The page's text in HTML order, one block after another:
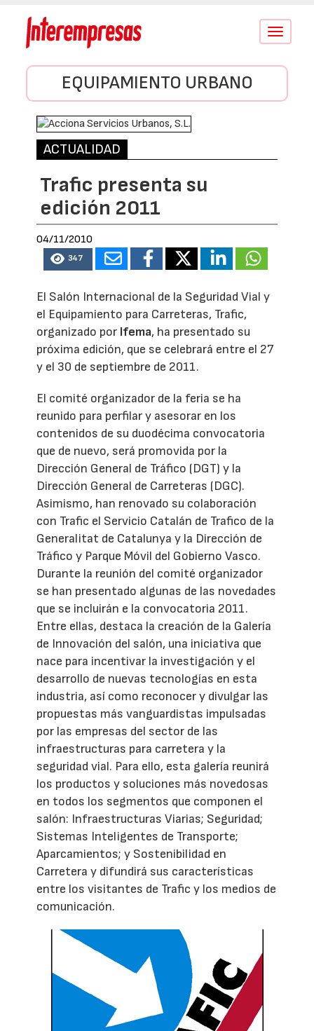
Conmutar
EQUIPAMIENTO URBANO
ACTUALIDAD
Trafic presenta su
edición 2011
04/11/2010
347
El Salón Internacional de la Seguridad Vial y
el Equipamiento para Carreteras, Trafic,
organizado por Ifema, ha presentado su
próxima edición, que se celebrará entre el 27
y el 30 de septiembre de 2011.
El comité organizador de la feria se ha
reunido para perfilar y asesorar en los
contenidos de su duodécima convocatoria
que de nuevo, será promovida por la
Dirección General de Tráfico (DGT) y la
Dirección General de Carreteras (DGC).
Asimismo, han renovado su colaboración
con Trafic el Servicio Catalán de Trafico de la
Generalitat de Catalunya y la Dirección de
Tráfico y Parque Móvil del Gobierno Vasco.
Durante la reunión del comité organizador
se han presentado algunas de las novedades
que se incluirán e la convocatoria 2011.
Entre ellas, destaca la creación de la Galería
de Innovación del salón, una iniciativa que
nace para incentivar la investigación y el
desarrollo de nuevas tecnologías en esta
industria, así como reconocer y divulgar las
propuestas más vanguardistas impulsadas
por las empresas del sector de las
infraestructuras para carretera y la
seguridad vial. Para ello, esta galería reunirá
los productos y soluciones más novedosas
en todos los segmentos que componen el
salón: Infraestructuras Viarias; Seguridad;
Sistemas Inteligentes de Transporte;
Aparcamientos; y Sostenibilidad en
Carretera y difundirá sus características
entre los visitantes de Trafic y los medios de
comunicación.